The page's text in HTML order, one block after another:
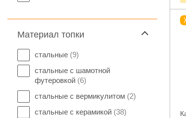
Материал топки
стальные (9)
стальные с шамотной
футеровкой (6)
стальные с вермикулитом (2)
стальные с керамикой (38)